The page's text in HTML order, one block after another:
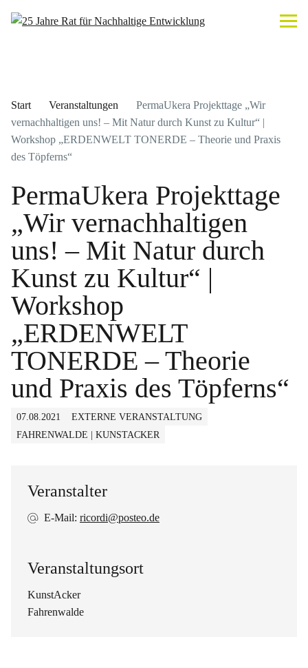
Start Veranstaltungen
PermaUkera Projekttage „Wir
vernachhaltigen uns! – Mit Natur durch Kunst zu Kultur“ |
Workshop „ERDENWELT TONERDE – Theorie und Praxis
des Töpferns“
PermaUkera Projekttage
„Wir vernachhaltigen
uns! – Mit Natur durch
Kunst zu Kultur“ |
Workshop
„ERDENWELT
TONERDE – Theorie
und Praxis des Töpferns“
07.08.2021
EXTERNE VERANSTALTUNG
FAHRENWALDE | KUNSTACKER
Veranstalter
E-Mail: ricordi@posteo.de
Veranstaltungsort
KunstAcker
Fahrenwalde